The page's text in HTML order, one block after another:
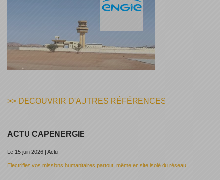
>> DECOUVRIR D'AUTRES RÉFÉRENCES
ACTU CAPENERGIE
Le 15 juin 2026 | Actu
Electrifiez vos missions humanitaires partout, même en site isolé du réseau